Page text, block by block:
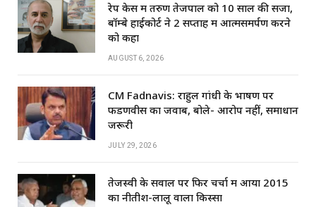
रेप केस में तरुण तेजपाल को 10 साल की सजा,
बॉम्बे हाईकोर्ट ने 2 सप्ताह में आत्मसमर्पण करने
को कहा
AUGUST 6, 2026
CM Fadnavis: राहुल गांधी के भाषण पर
फडणवीस का जवाब, बोले- आरोप नहीं, समाधान
जरूरी
JULY 29, 2026
तेजस्वी के सवाल पर फिर चर्चा में आया 2015
का नीतीश-लालू वाला किस्सा